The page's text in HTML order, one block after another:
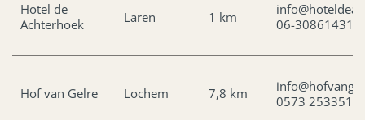
Hotel de
Achterhoek
Laren 1 km
06-30861431
Hof van Gelre Lochem 7,8 km
0573 253351